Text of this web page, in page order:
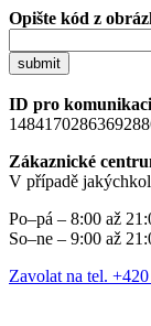
Opište kód z
submit
ID pro
Zákaznické
V případě
Po–pá – 8:00 až
So–ne – 9:00 až
Zavolat na tel.